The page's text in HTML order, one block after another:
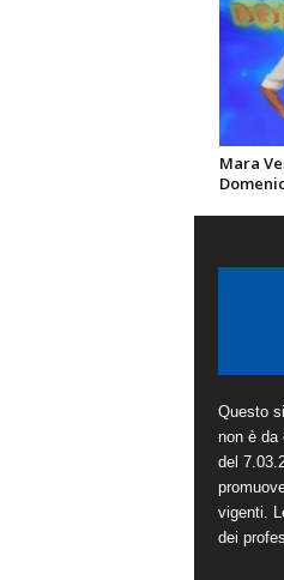
Mara
Questo
non è da
del
vigenti.
dei